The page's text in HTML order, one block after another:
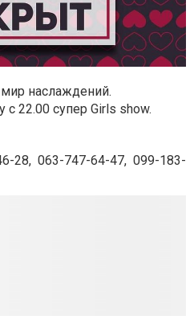
наслаждений.
22.00 супер Girls show.
28, 063-747-64-47, 099-183-